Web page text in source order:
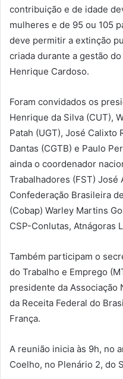
contribuição e de idade
mulheres e de 95 ou 105
deve permitir a extinção
criada durante a gestão
Henrique Cardoso.
Foram convidados os
Henrique da Silva (CUT),
Patah (UGT), José Calixto
Dantas (CGTB) e Paulo
ainda o coordenador
Trabalhadores (FST)
Confederação Brasileira
(Cobap) Warley Martins
CSP-Conlutas, Atnágoras
Também participam o
do Trabalho e Emprego
presidente da Associação
da Receita Federal do
França.
A reunião inicia às 9h, no
Coelho, no Plenário 2, do